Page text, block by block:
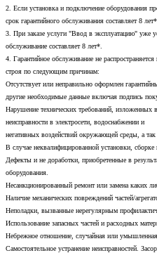
2. Если установка и подключение оборудования
срок гарантийного обслуживания составляет 8
3. При заказе услуги "Ввод в эксплуатацию" уже
обслуживание составляет 8 лет*.
4. Гарантийное обслуживание не
строя по следующим причинам:
Отсутствует или неправильно оформлен
другие необходимые данные включая подпись
Нарушение технических требований, изложенных
неисправности в электросети, водоснабжении и
негативных воздействий окружающей среды, а
В случае неквалифицированной установки,
Дефекты и не доработки, приобретенные в
оборудования.
Несанкционированный ремонт или замена каких
Наличие механических повреждений частей/
Неполадки, вызванные нерегулярным
Использование запасных частей и расходных
Небрежное отношение, случайная или
Самостоятельное устранение неисправностей.